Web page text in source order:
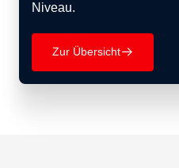
Niveau.
Zur Übersicht􀄫